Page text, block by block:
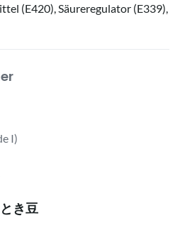
(E420), Säureregulator (E339),
I)
き豆